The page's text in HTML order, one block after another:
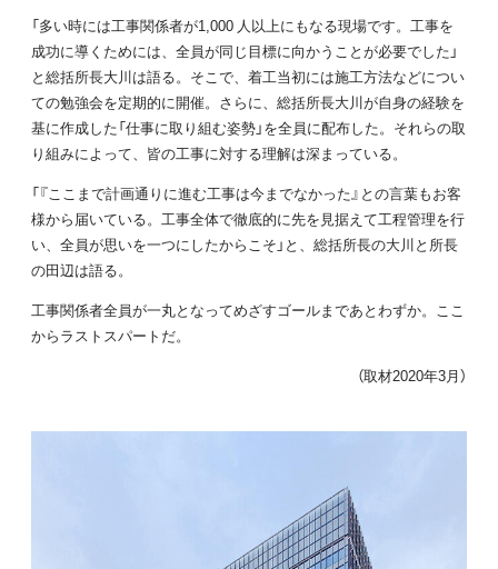
「多い時には工事関係者が1,000 人以上にもなる現場です。工事を
成功に導くためには、全員が同じ目標に向かうことが必要でした」
と総括所長大川は語る。そこで、着工当初には施工方法などについ
ての勉強会を定期的に開催。さらに、総括所長大川が自身の経験を
基に作成した「仕事に取り組む姿勢」を全員に配布した。それらの取
り組みによって、皆の工事に対する理解は深まっている。
「『ここまで計画通りに進む工事は今までなかった』との言葉もお客
様から届いている。工事全体で徹底的に先を見据えて工程管理を行
い、全員が思いを一つにしたからこそ」と、総括所長の大川と所長
の田辺は語る。
工事関係者全員が一丸となってめざすゴールまであとわずか。ここ
からラストスパートだ。
（取材2020年3月）